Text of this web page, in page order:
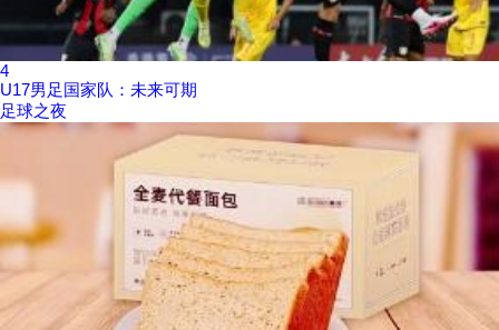
4
U17男足国家队：未来可期
足球之夜